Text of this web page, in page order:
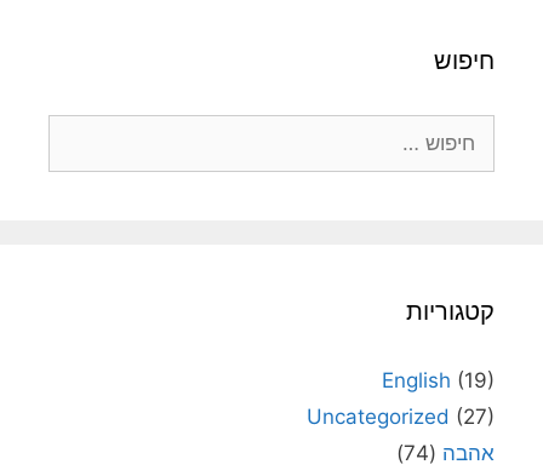
חיפוש
קטגוריות
English (19)
Uncategorized (27)
אהבה (74)